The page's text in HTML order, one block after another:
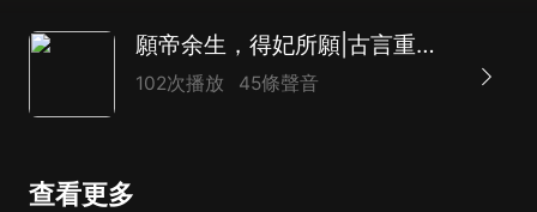
願帝余生，得妃所願|古言重生|多播
102次播放 45條聲音
查看更多